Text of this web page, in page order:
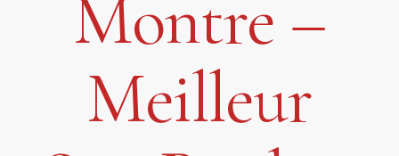
Montre –
Meilleur